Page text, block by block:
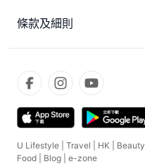
條款及細則
U Lifestyle Travel HK Beauty
Food
Blog e-zone